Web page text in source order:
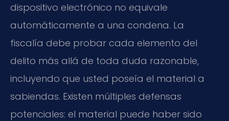
dispositivo electrónico no equivale
automáticamente a una condena. La
fiscalía debe probar cada elemento del
delito más allá de toda duda razonable,
incluyendo que usted poseía el material a
sabiendas. Existen múltiples defensas
potenciales: el material puede haber sido